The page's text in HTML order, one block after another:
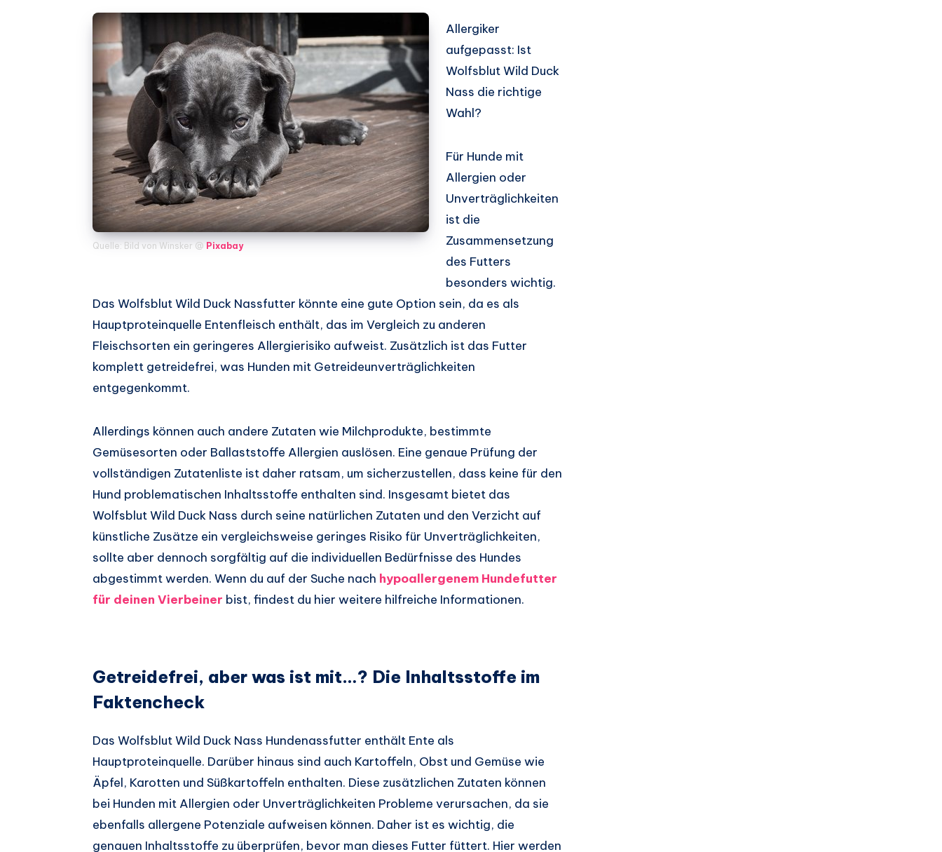
Quelle: Bild von Winsker @ Pixabay
Allergiker
aufgepasst: Ist
Wolfsblut Wild Duck
Nass die richtige
Wahl?
Für Hunde mit
Allergien oder
Unverträglichkeiten
ist die
Zusammensetzung
des Futters
besonders wichtig.
Das Wolfsblut Wild Duck Nassfutter könnte eine gute Option sein, da es als
Hauptproteinquelle Entenfleisch enthält, das im Vergleich zu anderen
Fleischsorten ein geringeres Allergierisiko aufweist. Zusätzlich ist das Futter
komplett getreidefrei, was Hunden mit Getreideunverträglichkeiten
entgegenkommt.
Allerdings können auch andere Zutaten wie Milchprodukte, bestimmte
Gemüsesorten oder Ballaststoffe Allergien auslösen. Eine genaue Prüfung der
vollständigen Zutatenliste ist daher ratsam, um sicherzustellen, dass keine für den
Hund problematischen Inhaltsstoffe enthalten sind. Insgesamt bietet das
Wolfsblut Wild Duck Nass durch seine natürlichen Zutaten und den Verzicht auf
künstliche Zusätze ein vergleichsweise geringes Risiko für Unverträglichkeiten,
sollte aber dennoch sorgfältig auf die individuellen Bedürfnisse des Hundes
abgestimmt werden. Wenn du auf der Suche nach hypoallergenem Hundefutter
für deinen Vierbeiner bist, findest du hier weitere hilfreiche Informationen.
Getreidefrei, aber was ist mit…? Die Inhaltsstoffe im
Faktencheck
Das Wolfsblut Wild Duck Nass Hundenassfutter enthält Ente als
Hauptproteinquelle. Darüber hinaus sind auch Kartoffeln, Obst und Gemüse wie
Äpfel, Karotten und Süßkartoffeln enthalten. Diese zusätzlichen Zutaten können
bei Hunden mit Allergien oder Unverträglichkeiten Probleme verursachen, da sie
ebenfalls allergene Potenziale aufweisen können. Daher ist es wichtig, die
genauen Inhaltsstoffe zu überprüfen, bevor man dieses Futter füttert. Hier werden